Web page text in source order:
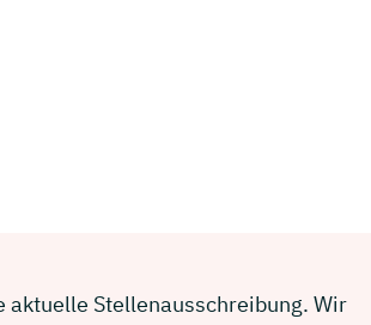
aktuelle Stellenausschreibung. Wir